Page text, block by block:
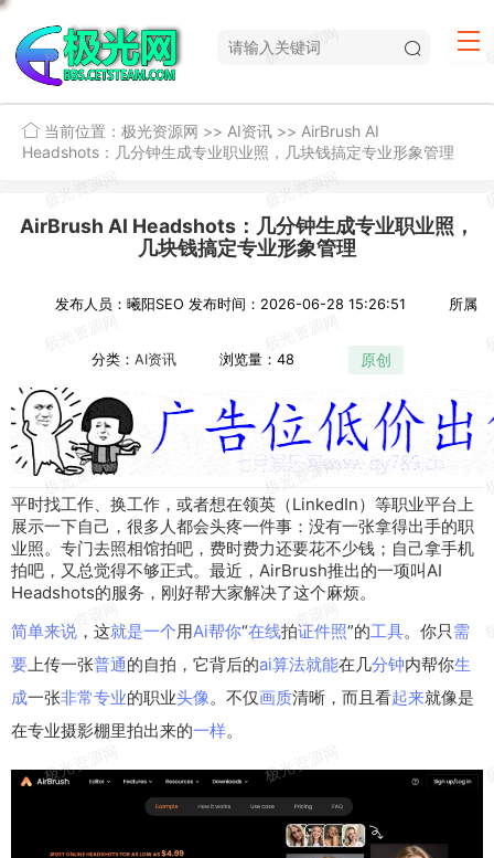
当前位置： 极光资源网 >> AI资讯 >> AirBrush AI
Headshots：几分钟生成专业职业照，几块钱搞定专业形象管理
AirBrush AI Headshots：几分钟生成专业职业照，
几块钱搞定专业形象管理
发布人员：曦阳SEO 发布时间：2026-06-28 15:26:51 所属
分类： AI资讯 浏览量：48 原创
平时找工作 、换工作，或者想在领英（LinkedIn） 等职业平台 上
展示一下自己 ，很多人都会头疼一件事： 没有一张拿得出手的职
业照。专门去照相馆拍吧，费时费力还要花不少钱；自己拿手机
拍吧，又总觉得不够正式。最近， AirBrush推出的一项叫AI
Headshots的服务 ，刚好帮大家解决了这个麻烦。
简单来说 ，这就是一个用Ai帮你“在线拍证件照”的工具。你只 需
要 上传一张普通的自拍，它背后的ai算法就能在几分钟内帮你生
成一张非常专业的职业头像。不仅画质清晰，而且看起来就像是
在专业摄影棚里拍出来的一样。